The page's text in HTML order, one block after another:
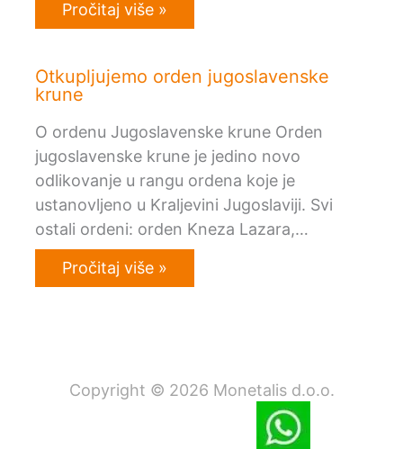
Pročitaj više »
Otkupljujemo orden jugoslavenske
krune
O ordenu Jugoslavenske krune Orden
jugoslavenske krune je jedino novo
odlikovanje u rangu ordena koje je
ustanovljeno u Kraljevini Jugoslaviji. Svi
ostali ordeni: orden Kneza Lazara,…
Pročitaj više »
Copyright © 2026 Monetalis d.o.o.